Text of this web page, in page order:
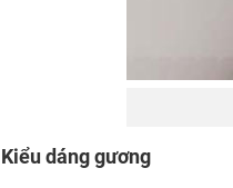
Kiểu dáng gương